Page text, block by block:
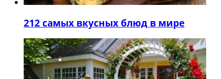
212 самых вкусных блюд в мире